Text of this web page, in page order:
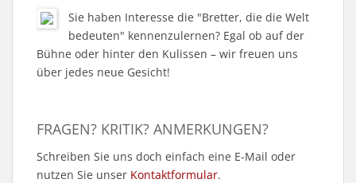
Sie haben Interesse die "Bretter, die die Welt
bedeuten" kennenzulernen? Egal ob auf der
Bühne oder hinter den Kulissen – wir freuen uns
über jedes neue Gesicht!
FRAGEN? KRITIK? ANMERKUNGEN?
Schreiben Sie uns doch einfach eine E-Mail oder
nutzen Sie unser Kontaktformular.